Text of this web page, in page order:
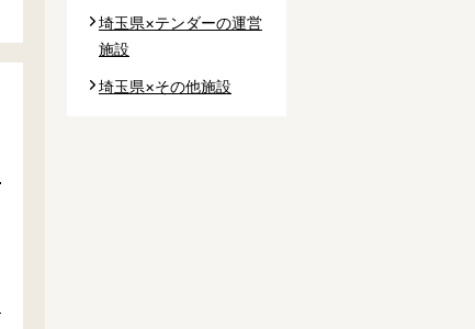
埼玉県×テンダーの運営
施設
埼玉県×その他施設